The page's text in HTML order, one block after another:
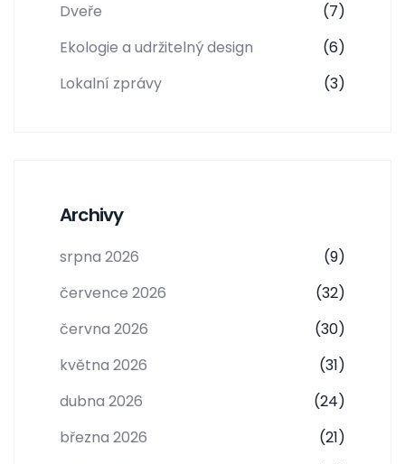
Dveře
(7)
Ekologie a udržitelný design
(6)
Lokalní zprávy
(3)
Archivy
srpna 2026
(9)
července 2026
(32)
června 2026
(30)
května 2026
(31)
dubna 2026
(24)
března 2026
(21)